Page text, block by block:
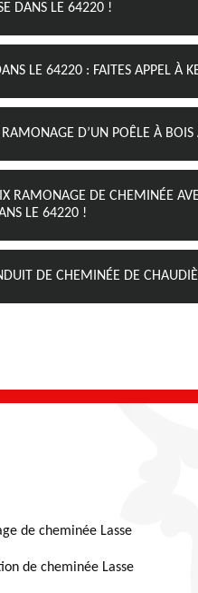
DANS LE 64220 !
LE 64220 : FAITES APPEL À
D’UN POÊLE À BOIS
RAMONAGE DE CHEMINÉE
LE 64220 !
DE CHEMINÉE DE
de cheminée Lasse
de cheminée Lasse